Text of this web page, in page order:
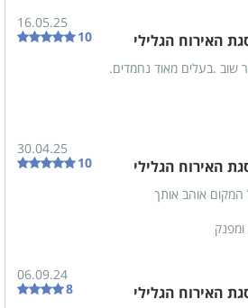
האירוח הגלילי
16.05.25
10
שוב .בעלים מאוד נחמדים.
האירוח הגלילי
30.04.25
10
המקום אוהב אותך
האירוח הגלילי
06.09.24
8